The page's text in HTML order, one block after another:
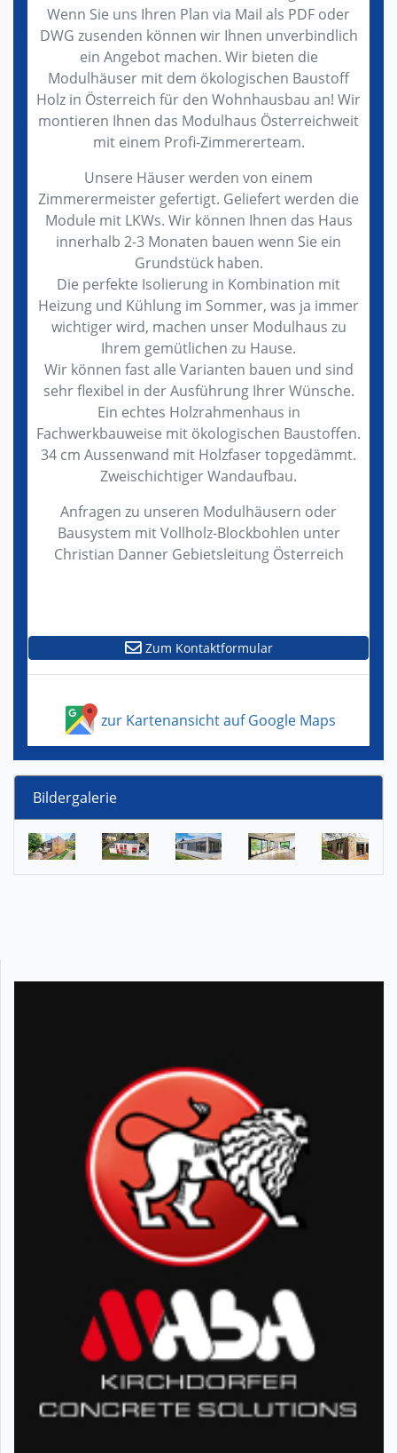
Wenn Sie uns Ihren Plan via Mail als PDF oder
DWG zusenden können wir Ihnen unverbindlich
ein Angebot machen. Wir bieten die
Modulhäuser mit dem ökologischen Baustoff
Holz in Österreich für den Wohnhausbau an! Wir
montieren Ihnen das Modulhaus Österreichweit
mit einem Profi-Zimmererteam.
Unsere Häuser werden von einem
Zimmerermeister gefertigt. Geliefert werden die
Module mit LKWs. Wir können Ihnen das Haus
innerhalb 2-3 Monaten bauen wenn Sie ein
Grundstück haben.
Die perfekte Isolierung in Kombination mit
Heizung und Kühlung im Sommer, was ja immer
wichtiger wird, machen unser Modulhaus zu
Ihrem gemütlichen zu Hause.
Wir können fast alle Varianten bauen und sind
sehr flexibel in der Ausführung Ihrer Wünsche.
Ein echtes Holzrahmenhaus in
Fachwerkbauweise mit ökologischen Baustoffen.
34 cm Aussenwand mit Holzfaser topgedämmt.
Zweischichtiger Wandaufbau.
Anfragen zu unseren Modulhäusern oder
Bausystem mit Vollholz-Blockbohlen unter
Christian Danner Gebietsleitung Österreich
Zum Kontaktformular
zur Kartenansicht auf Google Maps
Bildergalerie